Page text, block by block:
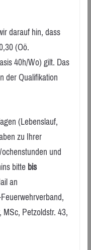
darauf hin, dass
(Oö.
40h/Wo) gilt. Das
der Qualifikation
(Lebenslauf,
zu Ihrer
und
bittebis
an
Petzoldstr. 43,